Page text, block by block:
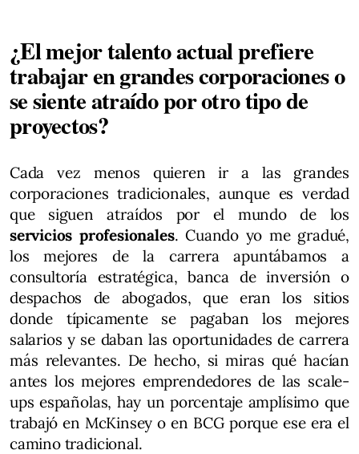
¿El mejor talento actual prefiere
trabajar en grandes corporaciones o
se siente atraído por otro tipo de
proyectos?
Cada vez menos quieren ir a las grandes
corporaciones tradicionales, aunque es verdad
que siguen atraídos por el mundo de los
servicios profesionales. Cuando yo me gradué,
los mejores de la carrera apuntábamos a
consultoría estratégica, banca de inversión o
despachos de abogados, que eran los sitios
donde típicamente se pagaban los mejores
salarios y se daban las oportunidades de carrera
más relevantes. De hecho, si miras qué hacían
antes los mejores emprendedores de las scale-
ups españolas, hay un porcentaje amplísimo que
trabajó en McKinsey o en BCG porque ese era el
camino tradicional.